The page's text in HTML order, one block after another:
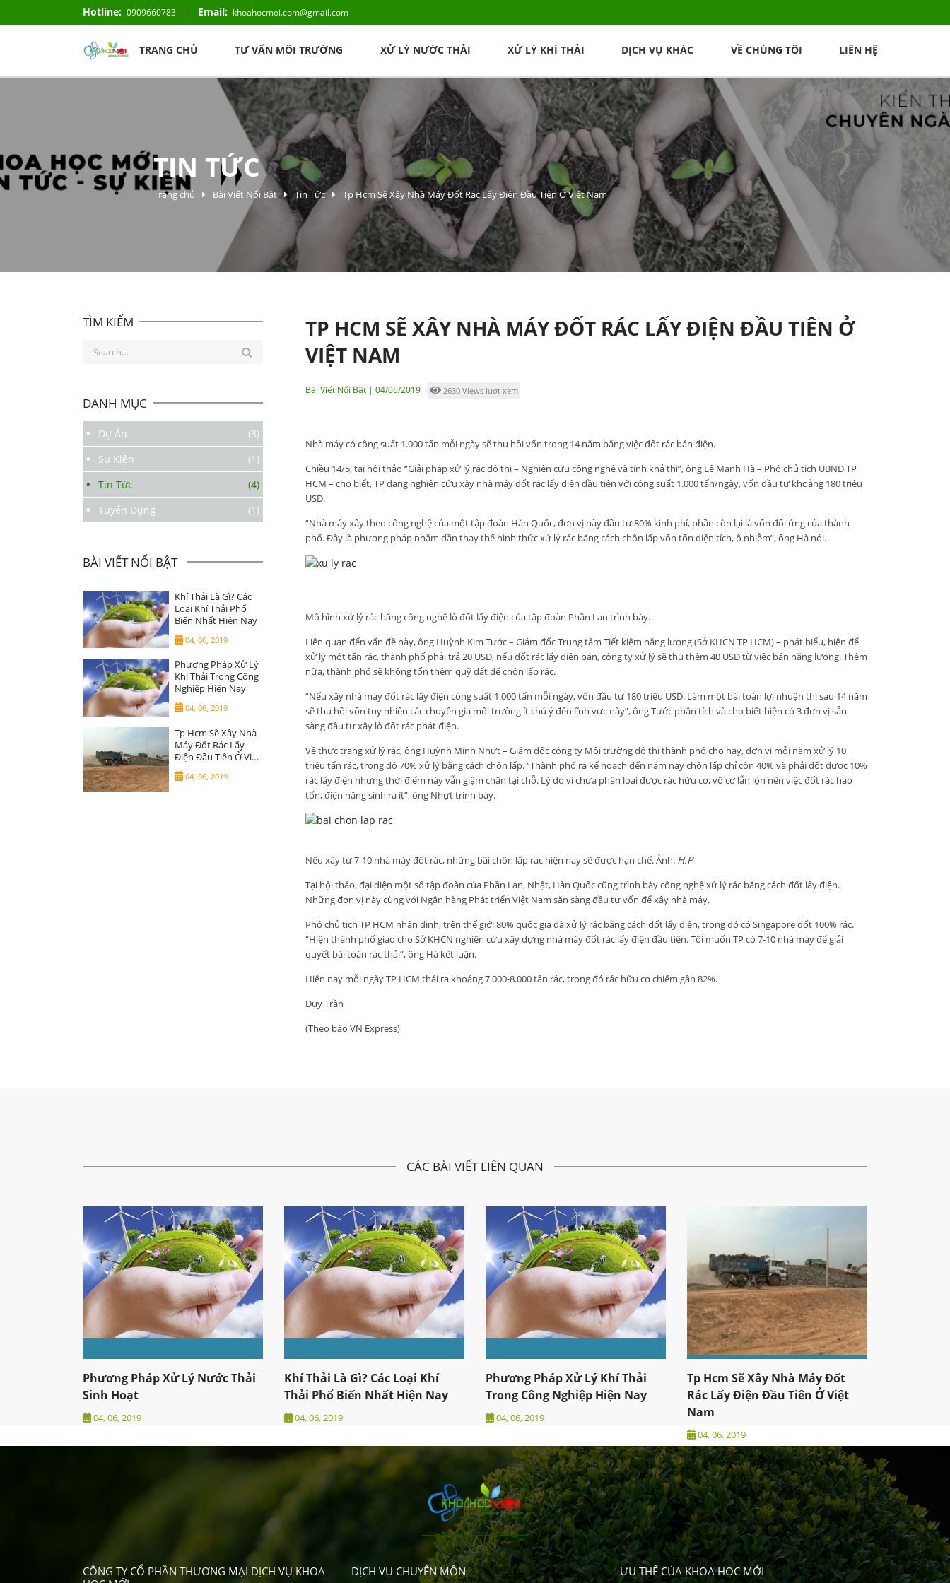
Hotline: 0909660783 Email: khoahocmoi.com@gmail.com
TRANG CHỦ TƯ VẤN MÔI TRƯỜNG XỬ LÝ NƯỚC THẢI XỬ LÝ KHÍ THẢI DỊCH VỤ KHÁC VỀ CHÚNG TÔI LIÊN HỆ
TIN TỨC
Trang chủ Bài Viết Nổi Bật Tin Tức Tp Hcm Sẽ Xây Nhà Máy Đốt Rác Lấy Điện Đầu Tiên Ở Việt Nam
TÌM KIẾM
Search
DANH MỤC
Dự Án
(3)
Sự Kiện
(1)
Tin Tức
(4)
Tuyển Dụng
(1)
BÀI VIẾT NỔI BẬT
Khí Thải Là Gì? Các
Loại Khí Thải Phổ
Biến Nhất Hiện Nay
04, 06, 2019
Phương Pháp Xử Lý
Khí Thải Trong Công
Nghiệp Hiện Nay
04, 06, 2019
Tp Hcm Sẽ Xây Nhà
Máy Đốt Rác Lấy
Điện Đầu Tiên Ở Việt
Nam
04, 06, 2019
TP HCM SẼ XÂY NHÀ MÁY ĐỐT RÁC LẤY ĐIỆN ĐẦU TIÊN Ở
VIỆT NAM
Bài Viết Nổi Bật | 04/06/2019 2630 Views luợt xem
Nhà máy có công suất 1.000 tấn mỗi ngày sẽ thu hồi vốn trong 14 năm bằng việc đốt rác bán điện.
Chiều 14/5, tại hội thảo “Giải pháp xử lý rác đô thị – Nghiên cứu công nghệ và tính khả thi”, ông Lê Mạnh Hà – Phó chủ tịch UBND TP
HCM – cho biết, TP đang nghiên cứu xây nhà máy đốt rác lấy điện đầu tiên với công suất 1.000 tấn/ngày, vốn đầu tư khoảng 180 triệu
USD.
“Nhà máy xây theo công nghệ của một tập đoàn Hàn Quốc, đơn vị này đầu tư 80% kinh phí, phần còn lại là vốn đối ứng của thành
phố. Đây là phương pháp nhằm dần thay thế hình thức xử lý rác bằng cách chôn lấp vốn tốn diện tích, ô nhiễm”, ông Hà nói.
Mô hình xử lý rác bằng công nghệ lò đốt lấy điện của tập đoàn Phần Lan trình bày.
Liên quan đến vấn đề này, ông Huỳnh Kim Tước – Giám đốc Trung tâm Tiết kiệm năng lượng (Sở KHCN TP HCM) – phát biểu, hiện để
xử lý một tấn rác, thành phố phải trả 20 USD, nếu đốt rác lấy điện bán, công ty xử lý sẽ thu thêm 40 USD từ việc bán năng lượng. Thêm
nữa, thành phố sẽ không tốn thêm quỹ đất để chôn lấp rác.
“Nếu xây nhà máy đốt rác lấy điện công suất 1.000 tấn mỗi ngày, vốn đầu tư 180 triệu USD. Làm một bài toán lợi nhuận thì sau 14 năm
sẽ thu hồi vốn tuy nhiên các chuyên gia môi trường ít chú ý đến lĩnh vực này”, ông Tước phân tích và cho biết hiện có 3 đơn vị sẵn
sàng đầu tư xây lò đốt rác phát điện.
Về thực trạng xử lý rác, ông Huỳnh Minh Nhựt – Giám đốc công ty Môi trường đô thị thành phố cho hay, đơn vị mỗi năm xử lý 10
triệu tấn rác, trong đó 70% xử lý bằng cách chôn lấp. “Thành phố ra kế hoạch đến năm nay chôn lấp chỉ còn 40% và phải đốt được 10%
rác lấy điện nhưng thời điểm này vẫn giậm chân tại chỗ. Lý do vì chưa phân loại được rác hữu cơ, vô cơ lẫn lộn nên việc đốt rác hao
tốn, điện năng sinh ra ít”, ông Nhựt trình bày.
Nếu xây từ 7-10 nhà máy đốt rác, những bãi chôn lấp rác hiện nay sẽ được hạn chế. Ảnh: H.P
Tại hội thảo, đại diện một số tập đoàn của Phần Lan, Nhật, Hàn Quốc cũng trình bày công nghệ xử lý rác bằng cách đốt lấy điện.
Những đơn vị này cùng với Ngân hàng Phát triển Việt Nam sẵn sàng đầu tư vốn để xây nhà máy.
Phó chủ tịch TP HCM nhận định, trên thế giới 80% quốc gia đã xử lý rác bằng cách đốt lấy điện, trong đó có Singapore đốt 100% rác.
“Hiện thành phố giao cho Sở KHCN nghiên cứu xây dựng nhà máy đốt rác lấy điện đầu tiên. Tôi muốn TP có 7-10 nhà máy để giải
quyết bài toán rác thải”, ông Hà kết luận.
Hiện nay mỗi ngày TP HCM thải ra khoảng 7.000-8.000 tấn rác, trong đó rác hữu cơ chiếm gần 82%.
Duy Trần
(Theo báo VN Express)
CÁC BÀI VIẾT LIÊN QUAN
Phương Pháp Xử Lý Nước Thải
Sinh Hoạt
04, 06, 2019
Khí Thải Là Gì? Các Loại Khí
Thải Phổ Biến Nhất Hiện Nay
04, 06, 2019
Phương Pháp Xử Lý Khí Thải
Trong Công Nghiệp Hiện Nay
04, 06, 2019
Tp Hcm Sẽ Xây Nhà Máy Đốt
Rác Lấy Điện Đầu Tiên Ở Việt
Nam
04, 06, 2019
CÔNG TY CỔ PHẦN THƯƠNG MẠI DỊCH VỤ KHOA
DỊCH VỤ CHUYÊN MÔN ƯU THẾ CỦA KHOA HỌC MỚI